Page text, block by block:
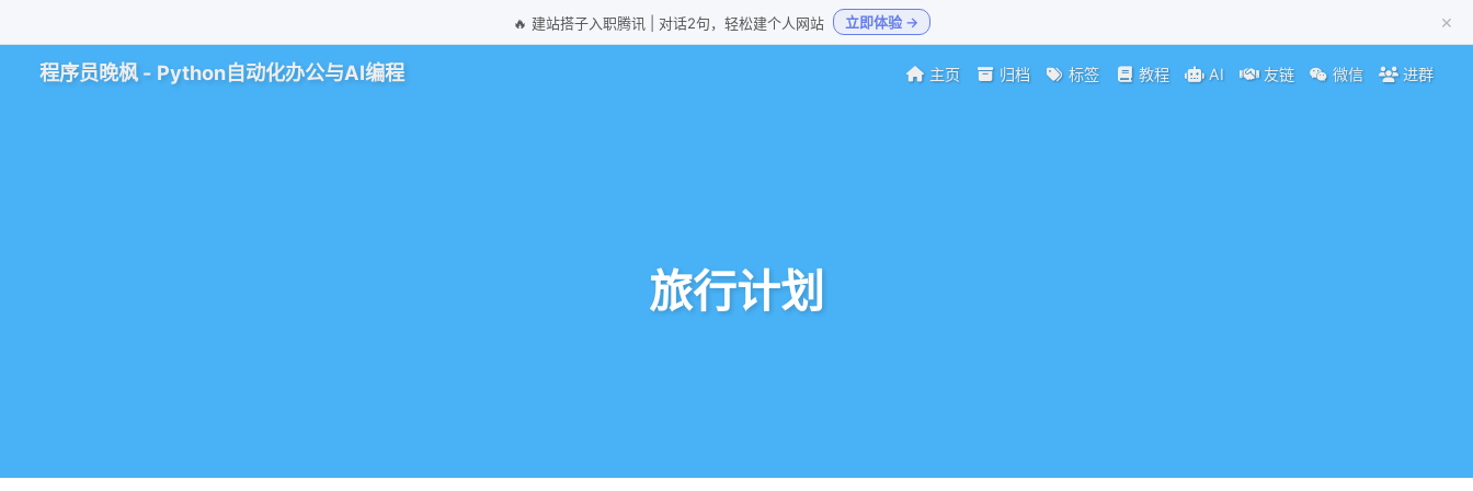
🔥 建站搭子入职腾讯 | 对话2句，轻松建个人网站 立即体验 → ×
程序员晚枫 - Python自动化办公与AI编程 主页 归档 标签 教程 AI 友链 微信 进群
旅行计划